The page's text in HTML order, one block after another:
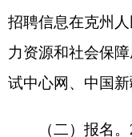
愿者服务两年及以上
案表（学信网http://